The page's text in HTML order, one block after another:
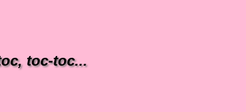
toc-toc...